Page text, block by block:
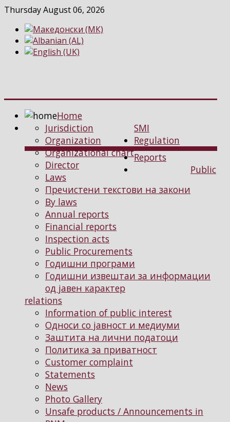
Thursday August 06, 2026
Home
SMI
Jurisdiction
Organization
Organizational chart
Director
Regulation
Laws
Пречистени текстови на закони
By laws
Reports
Annual reports
Financial reports
Inspection acts
Public Procurements
Годишни програми
Годишни извештаи за информации
од јавен карактер
Public
relations
Information of public interest
Односи со јавност и медиуми
Заштита на лични податоци
Политика за приватност
Customer complaint
Statements
News
Photo Gallery
Unsafe products / Announcements in